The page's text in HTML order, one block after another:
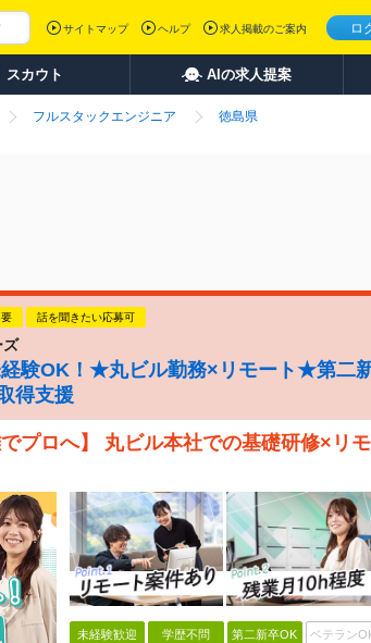
ロ
サイトマップ ヘルプ 求人掲載のご案内
スカウト AIの求人提案
フルスタックエンジニア
徳島県
話を聞きたい応募可
ズ
経験OK！★丸ビル勤務×リモート★第二
得支援
でプロへ】 丸ビル本社での基礎研修×リ
未経験歓迎 学歴不問 第二新卒OK ベテラン